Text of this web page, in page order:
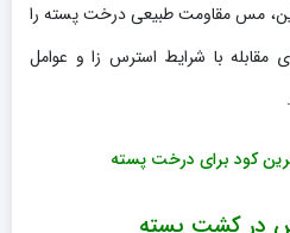
این، مس مقاومت طبیعی درخت پسته را
مقابله با شرایط استرس زا و عوامل
کود برای درخت پسته